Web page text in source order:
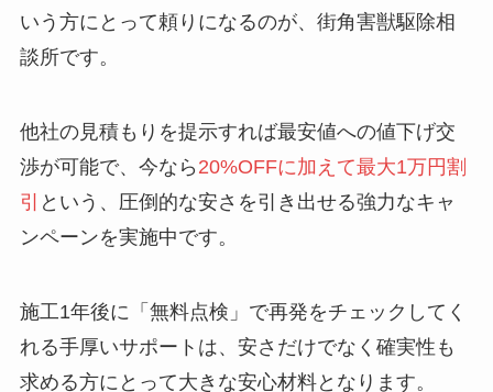
いう方にとって頼りになるのが、街角害獣駆除相
談所です。
他社の見積もりを提示すれば最安値への値下げ交
渉が可能で、今なら 20%OFFに加えて最大1万円割
引 という、圧倒的な安さを引き出せる強力なキャ
ンペーンを実施中です。
施工1年後に「無料点検」で再発をチェックしてく
れる手厚いサポートは、安さだけでなく確実性も
求める方にとって大きな安心材料となります。